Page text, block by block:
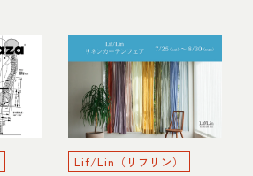
Lif/Lin（リフリン）